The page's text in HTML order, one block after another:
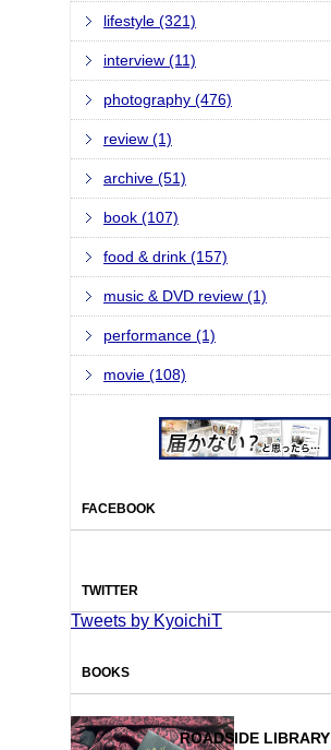
lifestyle (321)
interview (11)
photography (476)
review (1)
archive (51)
book (107)
food & drink (157)
music & DVD review (1)
performance (1)
movie (108)
FACEBOOK
TWITTER
Tweets by KyoichiT
BOOKS
ROADSIDE LIBRARY